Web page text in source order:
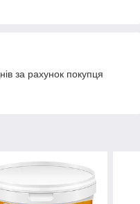
за рахунок покупця